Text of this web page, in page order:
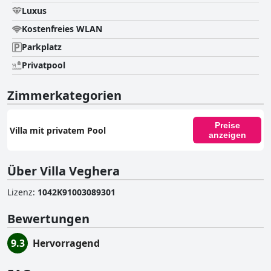
Luxus
Kostenfreies WLAN
Parkplatz
Privatpool
Zimmerkategorien
Villa mit privatem Pool
Preise
anzeigen
Über Villa Veghera
Lizenz: 1042Κ91003089301
Bewertungen
9.3 Hervorragend